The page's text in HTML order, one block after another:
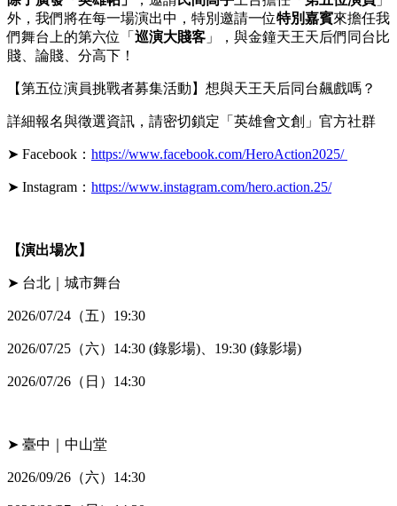
外，我們將在每一場演出中，特別邀請一位特別嘉賓來擔任我
們舞台上的第六位「 巡演大賤客 」，與金鐘天王天后們同台比
賤、論賤、分高下！
【第五位演員挑戰者募集活動】想與天王天后同台飆戲嗎？
詳細報名與徵選資訊，請密切鎖定「英雄會文創」官方社群
➤ Facebook： https://www.facebook.com/HeroAction2025/
➤ Instagram： https://www.instagram.com/hero.action.25/
【演出場次】
➤ 台北｜城市舞台
2026/07/24（五）19:30
2026/07/25（六）14:30 (錄影場)、19:30 (錄影場)
2026/07/26（日）14:30
➤ 臺中｜中山堂
2026/09/26（六）14:30